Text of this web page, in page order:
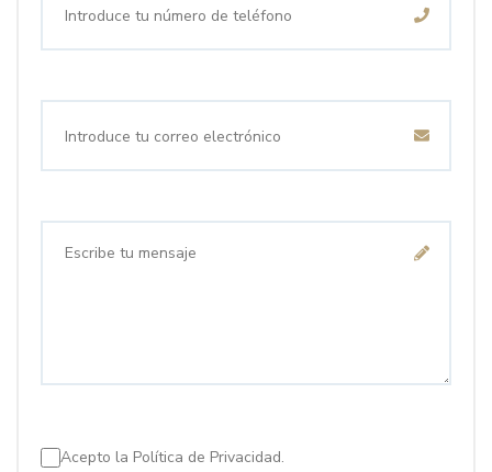
Acepto la Política de Privacidad.